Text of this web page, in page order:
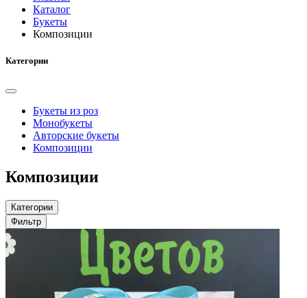
Каталог
Букеты
Композиции
Категории
Букеты из роз
Монобукеты
Авторские букеты
Композиции
Композиции
Категории
Фильтр